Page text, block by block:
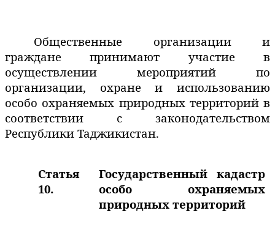
Общественные организации и
граждане принимают участие в
осуществлении мероприятий по
организации, охране и использованию
особо охраняемых природных территорий в
соответствии с законодательством
Республики Таджикистан.
Статья
10.
Государственный кадастр
особо охраняемых
природных территорий